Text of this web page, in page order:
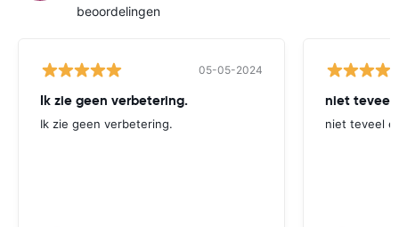
beoordelingen
05-05-2024
Ik zie geen verbetering.
Ik zie geen verbetering.
niet teveel
niet teveel